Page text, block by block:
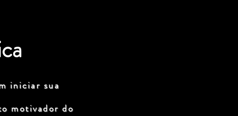
iniciar sua
motivador do